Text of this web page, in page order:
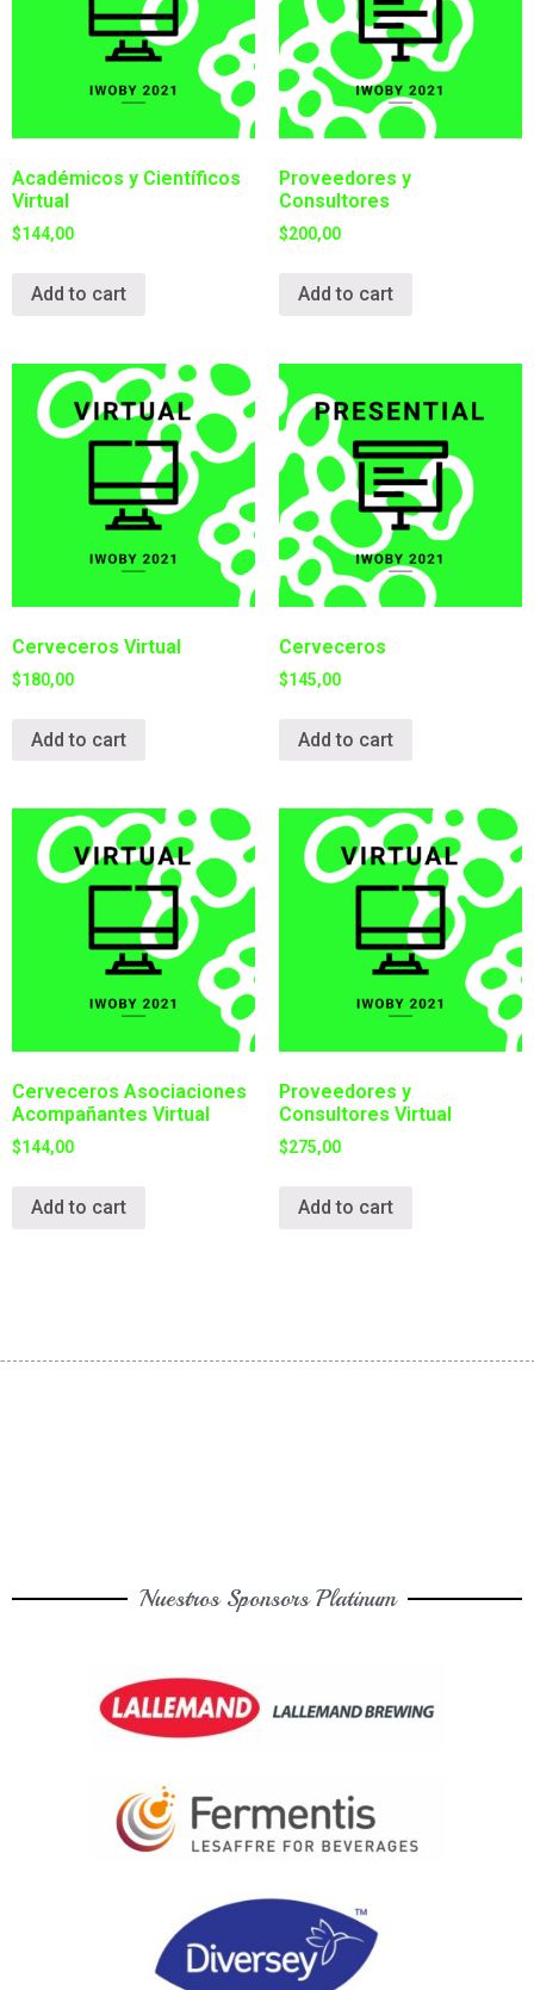
Académicos y Científicos
Virtual
$144,00
Add to cart
Proveedores y
Consultores
$200,00
Add to cart
Cerveceros Virtual
$180,00
Add to cart
Cerveceros
$145,00
Add to cart
Cerveceros Asociaciones
Acompañantes Virtual
$144,00
Add to cart
Proveedores y
Consultores Virtual
$275,00
Add to cart
Nuestros Sponsors Platinum